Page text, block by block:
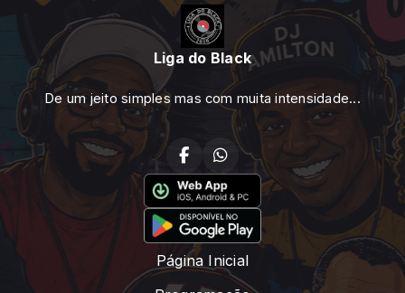
Liga do Black
De um jeito simples mas com muita intensidade...
Página Inicial